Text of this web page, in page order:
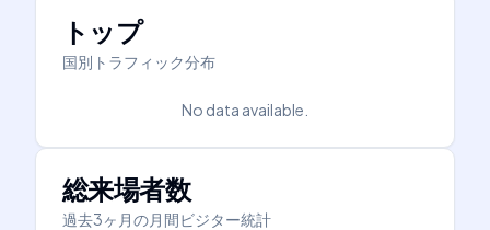
トップ
国別トラフィック分布
No data available.
総来場者数
過去3ヶ月の月間ビジター統計